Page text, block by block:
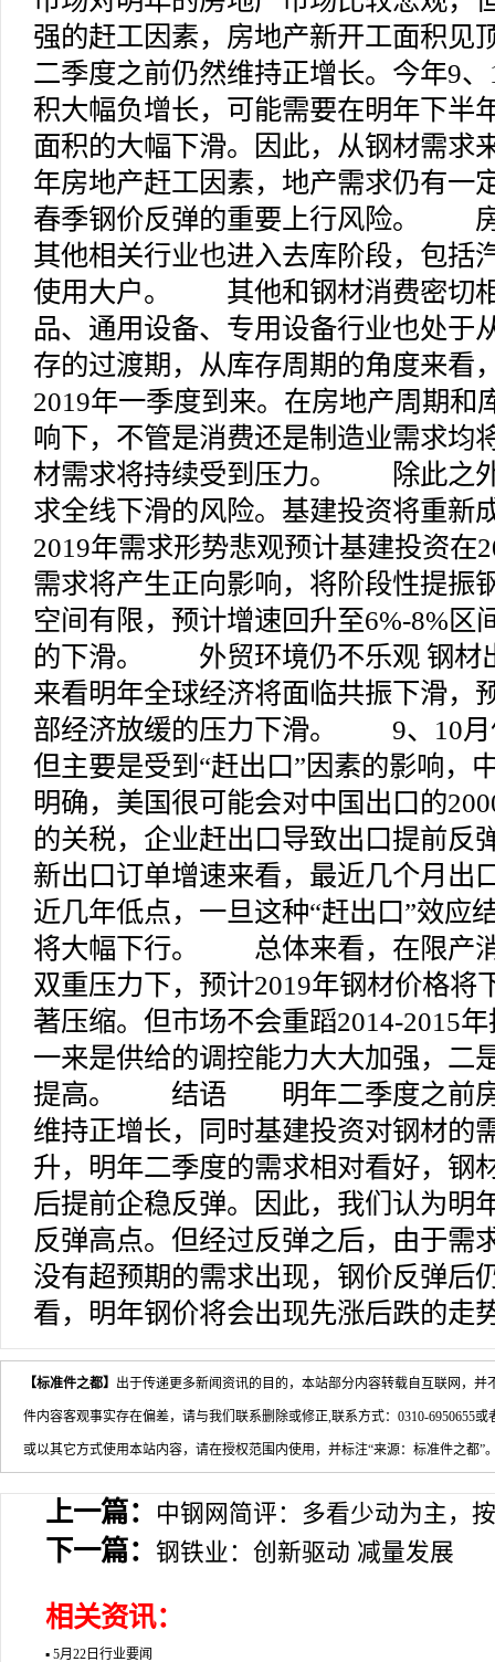
强的赶工因素，房地产新开工面积见
二季度之前仍然维持正增长。今年9
积大幅负增长，可能需要在明年下半
面积的大幅下滑。因此，从钢材需求
年房地产赶工因素，地产需求仍有一
春季钢价反弹的重要上行风险。
其他相关行业也进入去库阶段，包括
使用大户。 其他和钢材消费密切
品、通用设备、专用设备行业也处于
存的过渡期，从库存周期的角度来看
2019年一季度到来。在房地产周期和
响下，不管是消费还是制造业需求均
材需求将持续受到压力。 除此之
求全线下滑的风险。基建投资将重新
2019年需求形势悲观预计基建投资在
需求将产生正向影响，将阶段性提振
空间有限，预计增速回升至6%-8%区
的下滑。 外贸环境仍不乐观 钢
来看明年全球经济将面临共振下滑，
部经济放缓的压力下滑。 9、10月
但主要是受到“赶出口”因素的影响，
明确，美国很可能会对中国出口的
的关税，企业赶出口导致出口提前反
新出口订单增速来看，最近几个月出
近几年低点，一旦这种“赶出口”效应
将大幅下行。 总体来看，在限产
双重压力下，预计2019年钢材价格将
著压缩。但市场不会重蹈2014-2015
一来是供给的调控能力大大加强，二
提高。 结语 明年二季度之前房
维持正增长，同时基建投资对钢材的
升，明年二季度的需求相对看好，钢
后提前企稳反弹。因此，我们认为明
反弹高点。但经过反弹之后，由于需
没有超预期的需求出现，钢价反弹后
看，明年钢价将会出现先涨后跌的走
【标准件之都】 出于传递更多新闻资讯的目的，本站部分内容转载自互联网，
件内容客观事实存在偏差，请与我们联系删除或修正,联系方式：0310-6950655
或以其它方式使用本站内容，请在授权范围内使用，并标注“来源：标准件之都”
上一篇： 中钢网简评：多看少动为主，
下一篇： 钢铁业：创新驱动 减量发展
相关资讯：
▪ 5月22日行业要闻